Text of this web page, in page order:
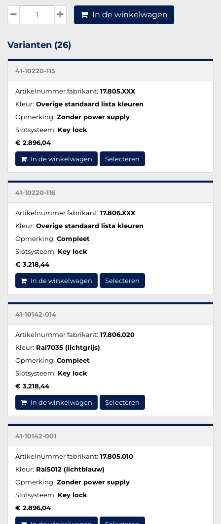
In de winkelwagen
Varianten (26)
41-10220-115
Artikelnummer fabrikant: 17.805.XXX
Kleur: Overige standaard lista kleuren
Opmerking: Zonder power supply
Slotsysteem: Key lock
€ 2.896,04
In de winkelwagen Selecteren
41-10220-116
Artikelnummer fabrikant: 17.806.XXX
Kleur: Overige standaard lista kleuren
Opmerking: Compleet
Slotsysteem: Key lock
€ 3.218,44
In de winkelwagen Selecteren
41-10142-014
Artikelnummer fabrikant: 17.806.020
Kleur: Ral7035 (lichtgrijs)
Opmerking: Compleet
Slotsysteem: Key lock
€ 3.218,44
In de winkelwagen Selecteren
41-10142-001
Artikelnummer fabrikant: 17.805.010
Kleur: Ral5012 (lichtblauw)
Opmerking: Zonder power supply
Slotsysteem: Key lock
€ 2.896,04